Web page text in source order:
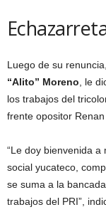
Luego de su
“Alito” Moreno, le
los trabajos del
frente opositor
“Le doy bienvenida
social yucateco,
se suma a la
trabajos del PRI”,